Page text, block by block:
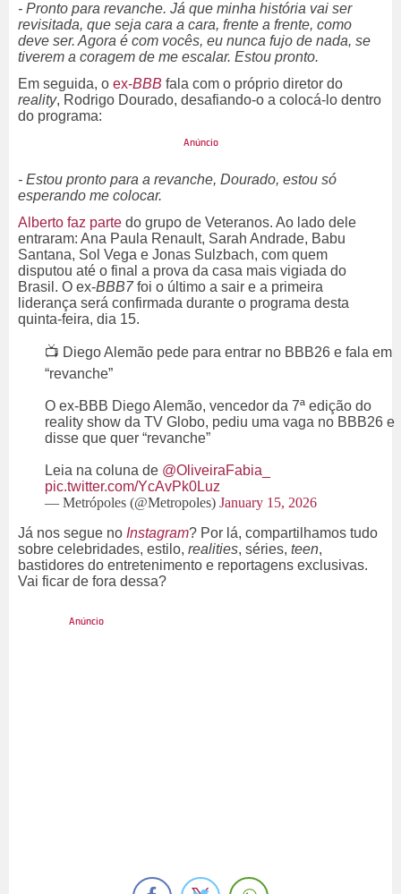
- Pronto para revanche. Já que minha história vai ser
revisitada, que seja cara a cara, frente a frente, como
deve ser. Agora é com vocês, eu nunca fujo de nada, se
tiverem a coragem de me escalar. Estou pronto.
Em seguida, o ex-BBB fala com o próprio diretor do
reality, Rodrigo Dourado, desafiando-o a colocá-lo dentro
do programa:
- Estou pronto para a revanche, Dourado, estou só
esperando me colocar.
Alberto faz parte do grupo de Veteranos. Ao lado dele
entraram: Ana Paula Renault, Sarah Andrade, Babu
Santana, Sol Vega e Jonas Sulzbach, com quem
disputou até o final a prova da casa mais vigiada do
Brasil. O ex-BBB7foi o último a sair e a primeira
liderança será confirmada durante o programa desta
quinta-feira, dia 15.
📺 Diego Alemão pede para entrar no BBB26 e fala em
“revanche”
O ex-BBB Diego Alemão, vencedor da 7ª edição do
reality show da TV Globo, pediu uma vaga no BBB26 e
disse que quer “revanche”
Leia na coluna de @OliveiraFabia_
pic.twitter.com/YcAvPk0Luz
— Metrópoles (@Metropoles) January 15, 2026
Já nos segue no Instagram? Por lá, compartilhamos tudo
sobre celebridades, estilo, realities, séries, teen,
bastidores do entretenimento e reportagens exclusivas.
Vai ficar de fora dessa?